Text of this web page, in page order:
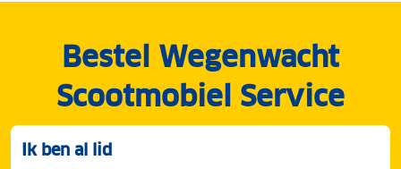
Bestel Wegenwacht
Scootmobiel Service
Ik ben al lid